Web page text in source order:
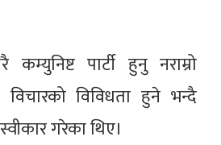
पार्टी हुनु नराम्रो
विविधता हुने भन्दै
गरेका थिए।